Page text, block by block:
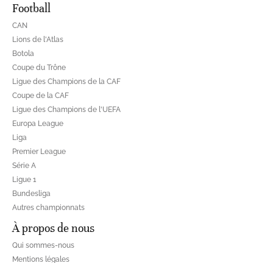
Football
CAN
Lions de l'Atlas
Botola
Coupe du Trône
Ligue des Champions de la CAF
Coupe de la CAF
Ligue des Champions de l'UEFA
Europa League
Liga
Premier League
Série A
Ligue 1
Bundesliga
Autres championnats
À propos de nous
Qui sommes-nous
Mentions légales